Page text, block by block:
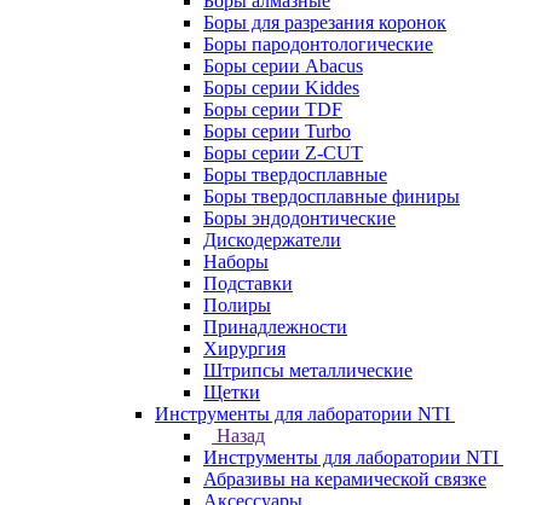
Боры для разрезания коронок
Боры пародонтологические
Боры серии Abacus
Боры серии Kiddes
Боры серии TDF
Боры серии Turbo
Боры серии Z-CUT
Боры твердосплавные
Боры твердосплавные финиры
Боры эндодонтические
Дискодержатели
Наборы
Подставки
Полиры
Принадлежности
Хирургия
Штрипсы металлические
Щетки
Инструменты для лаборатории NTI
Назад
Инструменты для лаборатории NTI
Абразивы на керамической связке
Аксессуары